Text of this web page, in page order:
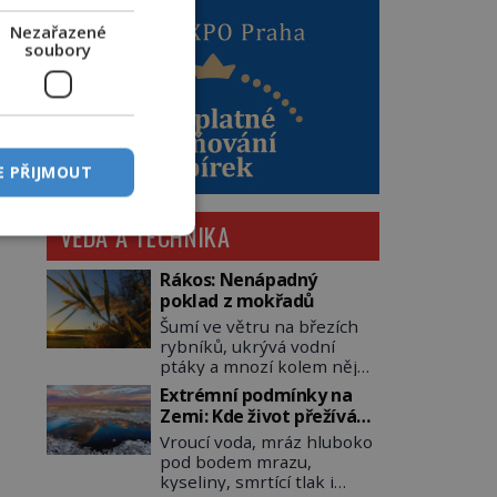
VĚDA A TECHNIKA
Rákos: Nenápadný
poklad z mokřadů
Šumí ve větru na březích
rybníků, ukrývá vodní
ptáky a mnozí kolem něj
procházejí bez povšimnutí.
Přesto právě rákos
pomáhal stavět domy,
vyrábět lodě, zapisovat
první texty a inspiroval
řadu pověstí. Tato
Extrémní podmínky na
Zemi: Kde život přežívá
navzdory všemu
Vroucí voda, mráz hluboko
pod bodem mrazu,
kyseliny, smrtící tlak i
Nezařazené
soubory
PŘIJMOUT